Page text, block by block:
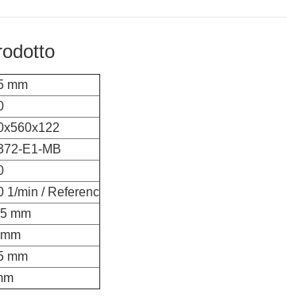
mm
E1-MB
1/min / Referenc
mm
mm